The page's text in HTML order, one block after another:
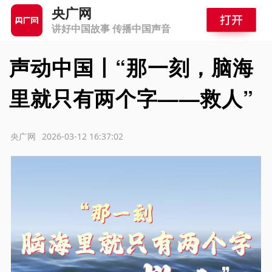
央广网
讲好中国故事 传播中国声音
声动中国丨“那一刻，脑海
里就只有两个字——救人”
2026-03-12 16:37:02
央广网